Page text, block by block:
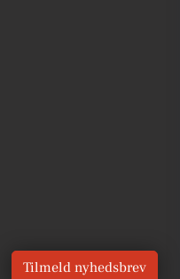
Tilmeld nyhedsbrev